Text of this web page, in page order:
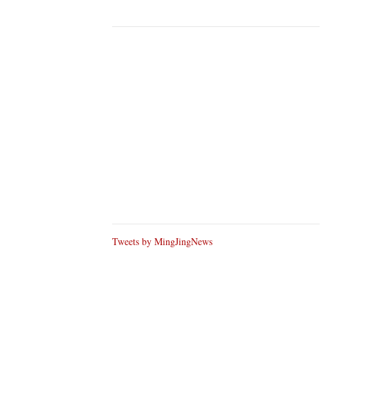
Tweets by MingJingNews